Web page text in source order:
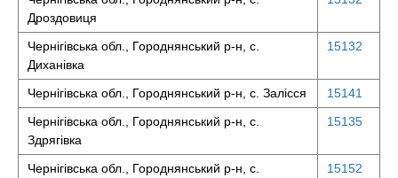
Дроздовиця
Чернігівська обл., Городнянський р-н, с.
Диханівка
15132
Чернігівська обл., Городнянський р-н, с. Залісся
15141
Чернігівська обл., Городнянський р-н, с.
Здрягівка
15135
Чернігівська обл., Городнянський р-н, с.
15152